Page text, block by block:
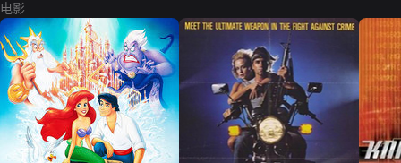
电影